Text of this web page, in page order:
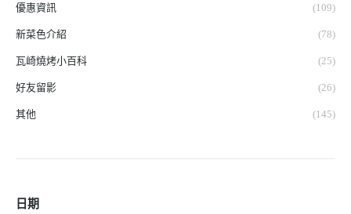
優惠資訊 (109)
新菜色介紹 (78)
瓦崎燒烤小百科 (25)
好友留影 (26)
其他 (145)
日期